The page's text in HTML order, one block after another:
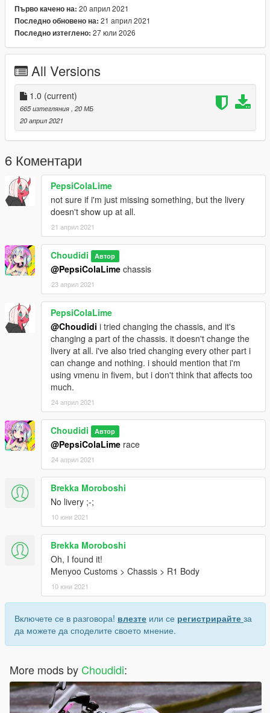
Save it and use OpenIV replace it.
----------------------------------------------------------------
(3) You can use Simple Trainer Spawn it by name.
r1
Първо качено на: 20 април 2021
Последно обновено на: 21 април 2021
Последно изтеглено: 27 юли 2026
All Versions
1.0 (current)
665 изтегляния , 20 МБ
20 април 2021
6 Коментари
PepsiColaLime
not sure if i'm just missing something, but the livery
doesn't show up at all.
21 април 2021
Choudidi Автор
@PepsiColaLime chassis
23 април 2021
PepsiColaLime
@Choudidi i tried changing the chassis, and it's
changing a part of the chassis. it doesn't change the
livery at all. i've also tried changing every other part i
can change and nothing. i should mention that i'm
using vmenu in fivem, but i don't think that affects too
much.
24 април 2021
Choudidi Автор
@PepsiColaLime race
24 април 2021
Brekka Moroboshi
No livery ;-;
10 юни 2021
Brekka Moroboshi
Oh, I found it!
Menyoo Customs > Chassis > R1 Body
10 юни 2021
Включете се в разговора! влезте или се регистрирайте за
да можете да споделите своето мнение.
More mods by Choudidi: